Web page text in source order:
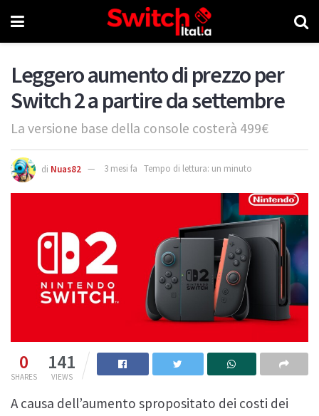
Leggero aumento di prezzo per
Switch 2 a partire da settembre
La versione base della console costerà 499€
di Nuas82 3 mesi fa Tempo di lettura: un minuto
0
SHARES
141
VIEWS
A causa dell’aumento spropositato dei costi dei